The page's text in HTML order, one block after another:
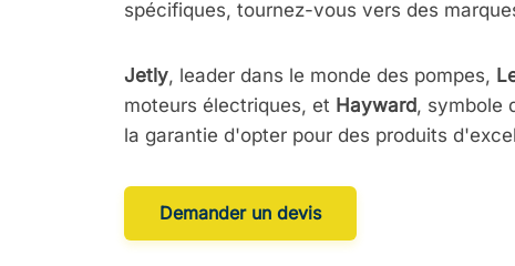
spécifiques, tournez-vous vers des
Jetly, leader dans le monde des pompes,
moteurs électriques, et Hayward, symbole
la garantie d'opter pour des produits
Demander un devis